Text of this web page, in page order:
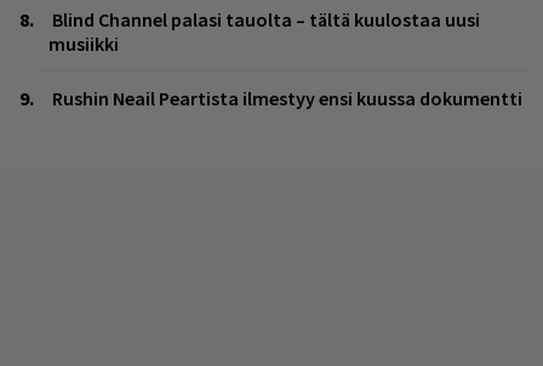
Blind Channel palasi tauolta – tältä kuulostaa uusi
musiikki
Rushin Neail Peartista ilmestyy ensi kuussa dokumentti